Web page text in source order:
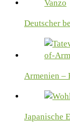
Deutscher
Armenien –
Japanische